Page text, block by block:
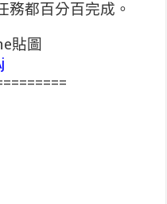
務都百分百完成。
貼圖